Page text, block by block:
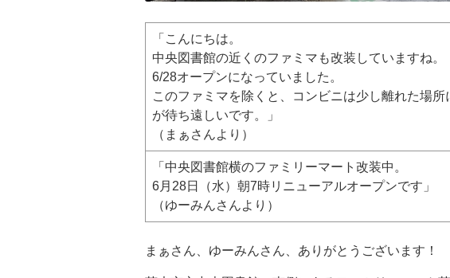
「こんにちは。
中央図書館の近くのファミマも改装していますね。
6/28オープンになっていました。
このファミマを除くと、コンビニは少し離れた場
が待ち遠しいです。」
（まぁさんより）
「中央図書館横のファミリーマート改装中。
6月28日（水）朝7時リニューアルオープンです」
（ゆーみんさんより）
まぁさん、ゆーみんさん、ありがとうございます！